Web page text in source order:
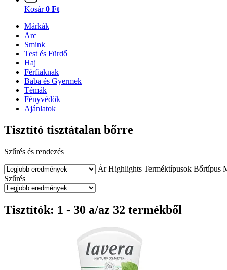
Kosár 0 Ft
Márkák
Arc
Smink
Test és Fürdő
Haj
Férfiaknak
Baba és Gyermek
Témák
Fényvédők
Ajánlatok
Tisztító tisztátalan bőrre
Szűrés és rendezés
Ár Highlights Terméktípusok Bőrtípus
Szűrés
Tisztítók: 1 - 30 a/az 32 termékből